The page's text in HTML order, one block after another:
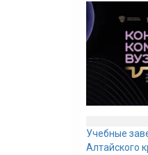
Учебные
Алтайского